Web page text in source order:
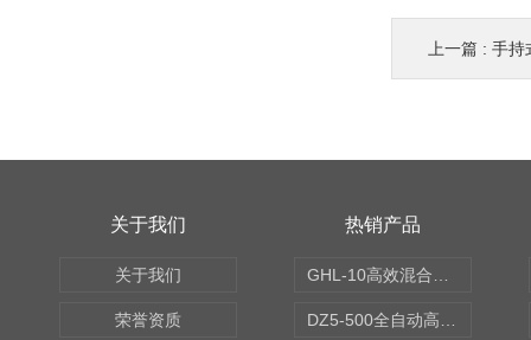
上一篇 : 手持
关于我们
关于我们
荣誉资质
热销产品